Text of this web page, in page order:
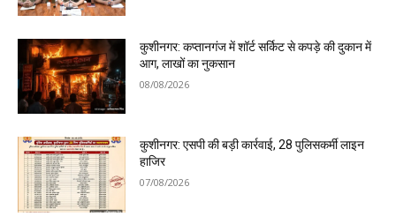
कुशीनगर: कप्तानगंज में शॉर्ट सर्किट से कपड़े की दुकान में
आग, लाखों का नुकसान
08/08/2026
कुशीनगर: एसपी की बड़ी कार्रवाई, 28 पुलिसकर्मी लाइन
हाजिर
07/08/2026